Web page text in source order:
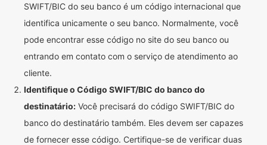
SWIFT/BIC do seu banco é um código internacional que
identifica unicamente o seu banco. Normalmente, você
pode encontrar esse código no site do seu banco ou
entrando em contato com o serviço de atendimento ao
cliente.
Identifique o Código SWIFT/BIC do banco do
destinatário: Você precisará do código SWIFT/BIC do
banco do destinatário também. Eles devem ser capazes
de fornecer esse código. Certifique-se de verificar duas